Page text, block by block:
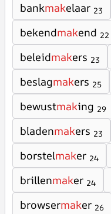
bankmakelaar 23
bekendmakend 22
beleidmakers 23
beslagmakers 25
bewustmaking 29
bladenmakers 23
borstelmaker 24
brillenmaker 24
browsermaker 26